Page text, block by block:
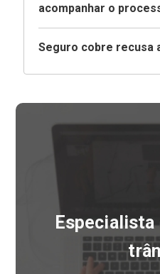
acompanhar o
Seguro cobre recusa